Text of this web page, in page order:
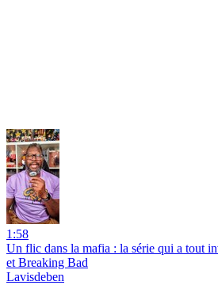
1:58
Un flic dans la mafia : la série qui a tout
et Breaking Bad
Lavisdeben